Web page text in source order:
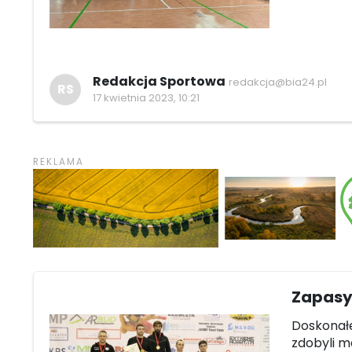
RS Redakcja Sportowa redakcja@bia24.pl
17 kwietnia 2023, 10:21
zdobyli